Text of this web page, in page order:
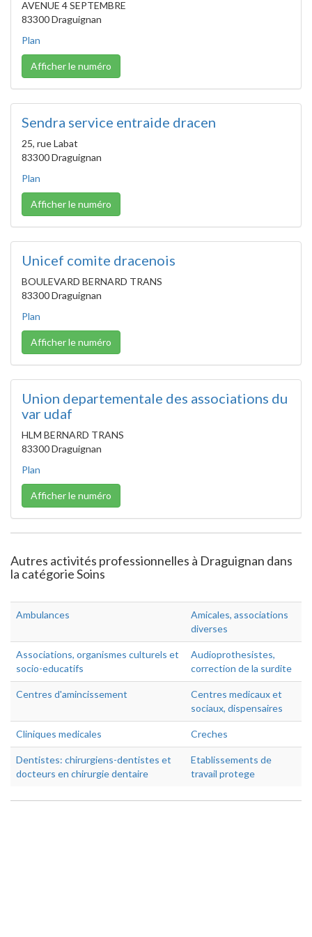
AVENUE 4 SEPTEMBRE
83300 Draguignan
Plan
Afficher le numéro
Sendra service entraide dracen
25, rue Labat
83300 Draguignan
Plan
Afficher le numéro
Unicef comite dracenois
BOULEVARD BERNARD TRANS
83300 Draguignan
Plan
Afficher le numéro
Union departementale des associations du
var udaf
HLM BERNARD TRANS
83300 Draguignan
Plan
Afficher le numéro
Autres activités professionnelles à Draguignan dans
la catégorie Soins
Ambulances
Amicales, associations
diverses
Associations, organismes culturels et
socio-educatifs
Audioprothesistes,
correction de la surdite
Centres d'amincissement
Centres medicaux et
sociaux, dispensaires
Cliniques medicales Creches
Dentistes: chirurgiens-dentistes et
docteurs en chirurgie dentaire
Etablissements de
travail protege